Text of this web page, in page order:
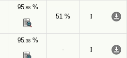
95,88%
51 %
I
95,38%
-
I